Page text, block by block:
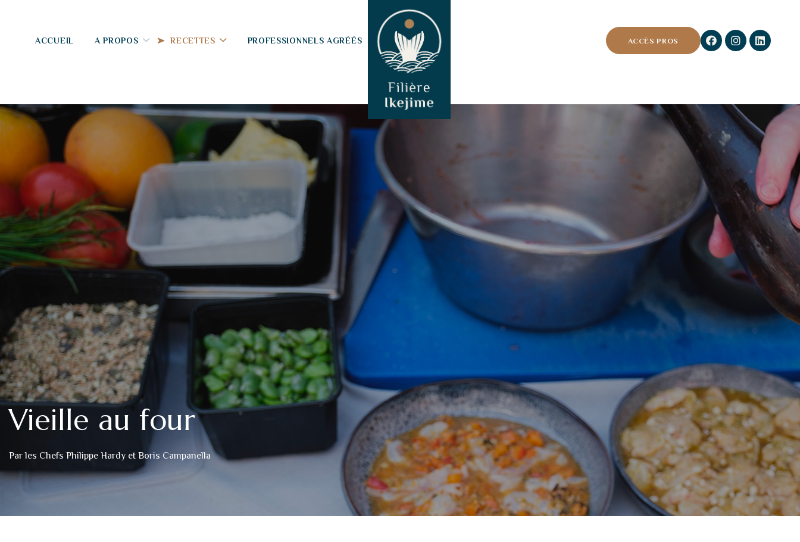
ACCUEIL A PROPOS RECETTES PROFESSIONNELS AGRÉÉS ACCÈS PROS
Vieille au four
Par les Chefs Philippe Hardy et Boris Campanella